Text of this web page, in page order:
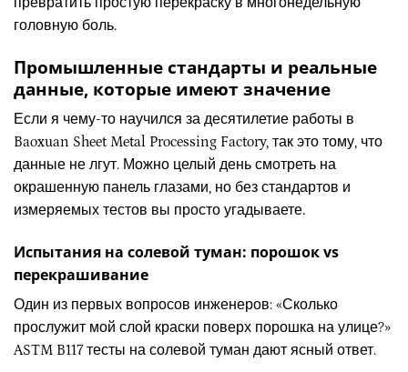
головную боль.
Промышленные стандарты и реальные
данные, которые имеют значение
Если я чему-то научился за десятилетие работы в
Baoxuan Sheet Metal Processing Factory, так это тому, что
данные не лгут. Можно целый день смотреть на
окрашенную панель глазами, но без стандартов и
измеряемых тестов вы просто угадываете.
Испытания на солевой туман: порошок vs
перекрашивание
Один из первых вопросов инженеров: «Сколько
прослужит мой слой краски поверх порошка на улице?»
ASTM B117 тесты на солевой туман дают ясный ответ.